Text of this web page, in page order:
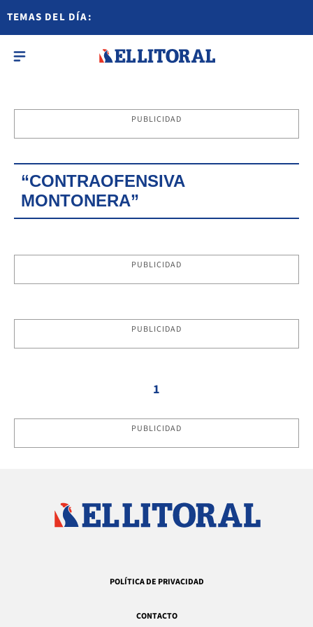
TEMAS DEL DÍA:
PUBLICIDAD
“CONTRAOFENSIVA
MONTONERA”
PUBLICIDAD
PUBLICIDAD
1
PUBLICIDAD
POLÍTICA DE PRIVACIDAD
CONTACTO